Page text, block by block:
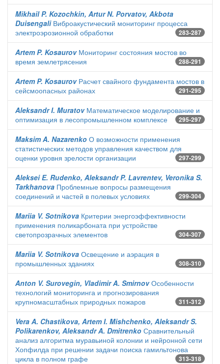
Mikhail P. Kozochkin, Artur N. Porvatov, Akbota
DuisengaliВиброакустический мониторинг процесса
электроэрозионной обработки
283-287
Artem P. KosaurovМониторинг состояния мостов во
время землетрясения
288-291
Artem P. KosaurovРасчет свайного фундамента мостов в
сейсмоопасных районах
291-295
Aleksandr I. MuratovМатематическое моделирование и
оптимизация в лесопромышленном комплексе
295-297
Maksim A. Nazarenko О возможности применения
статистических методов управления качеством для
оценки уровня зрелости организации
297-299
Aleksei E. Rudenko, Aleksandr P. Lavrentev, Veronika S.
Tarkhanova Проблемные вопросы размещения
соединений и частей в полевых условиях
299-304
Mariia V. Sotnikova Критерии энергоэффективности
применения поликарбоната при устройстве
светопрозрачных элементов
304-307
Mariia V. Sotnikova Освещение и аэрация в
промышленных зданиях
308-310
Anton V. Surovegin, Vladimir A. SmirnovОсобенности
технологий мониторинга и прогнозирования
крупномасштабных природных пожаров
311-312
Vera A. Chastikova, Artem I. Mishchenko, Aleksandr S.
Polikarenkov, Aleksandr A. Dmitrenko Сравнительный
анализ алгоритма муравьиной колонии и нейронной сети
Хопфилда при решении задачи поиска гамильтонова
цикла в полном графе
313-318